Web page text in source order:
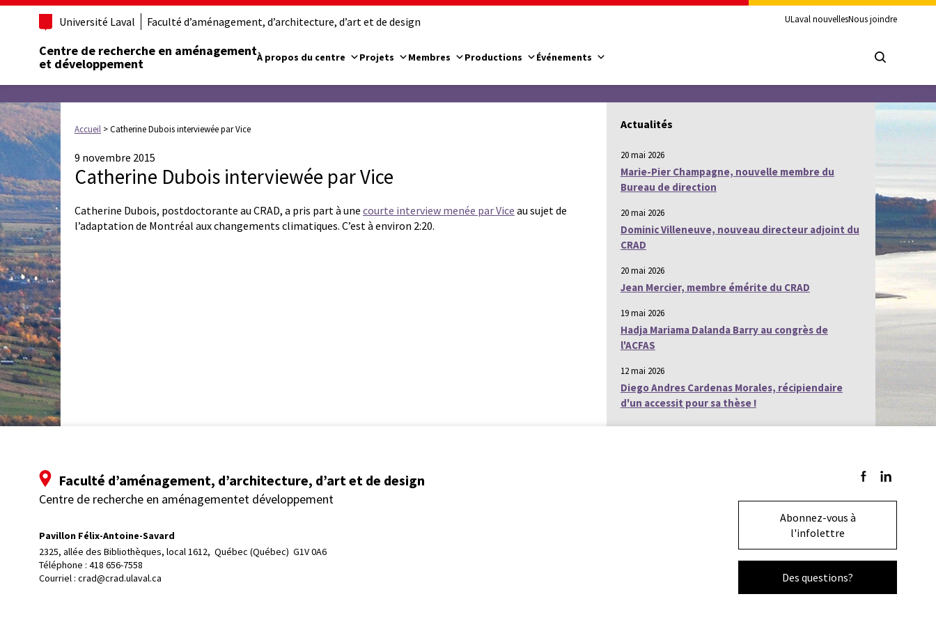
Université Laval Faculté d’aménagement, d’architecture, d’art et de design ULaval nouvellesNous joindre
Centre de recherche en aménagement
et développement
À propos du centre Projets Membres Productions Événements
Accueil >Catherine Dubois interviewée par Vice
9 novembre 2015
Catherine Dubois interviewée par Vice
Catherine Dubois, postdoctorante au CRAD, a pris part à une courte interview menée par Vice au sujet de
l’adaptation de Montréal aux changements climatiques. C’est à environ 2:20.
Actualités
20 mai 2026
Marie-Pier Champagne, nouvelle membre du
Bureau de direction
20 mai 2026
Dominic Villeneuve, nouveau directeur adjoint du
CRAD
20 mai 2026
Jean Mercier, membre émérite du CRAD
19 mai 2026
Hadja Mariama Dalanda Barry au congrès de
l'ACFAS
12 mai 2026
Diego Andres Cardenas Morales, récipiendaire
d'un accessit pour sa thèse !
Faculté d’aménagement, d’architecture, d’art et de design
Centre de recherche en aménagementet développement
Pavillon Félix-Antoine-Savard
2325, allée des Bibliothèques, local 1612, Québec (Québec)  G1V 0A6
Téléphone : 418 656-7558
Courriel : crad@crad.ulaval.ca
Suivez-nous sur
Suivez-nous
Abonnez-vous à
l'infolettre
Des questions?